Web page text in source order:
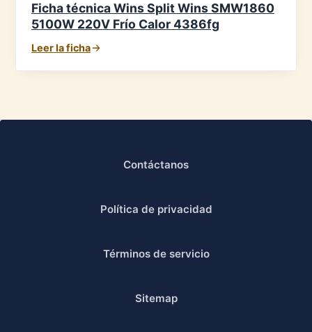
Ficha técnica Wins Split Wins SMW1860
5100W 220V Frío Calor 4386fg
Leer la ficha
Contáctanos
Política de privacidad
Términos de servicio
Sitemap